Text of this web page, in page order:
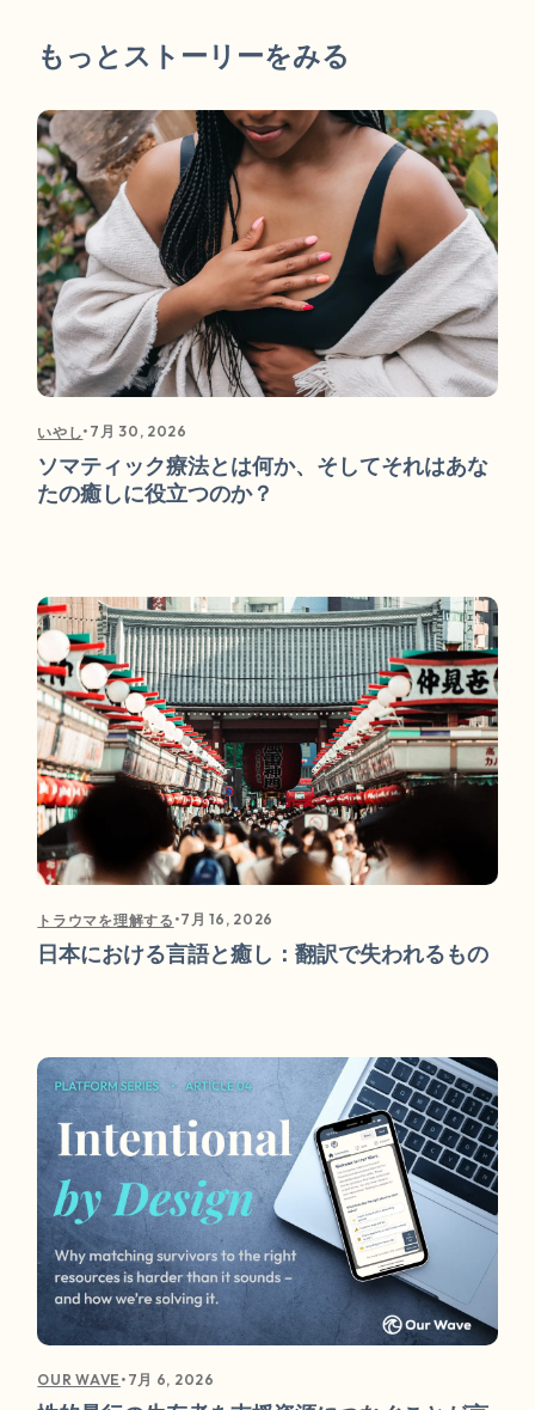
もっとストーリーをみる
いやし• 7月 30, 2026
ソマティック療法とは何か、そしてそれはあな
たの癒しに役立つのか？
トラウマを理解する •7月 16, 2026
日本における言語と癒し：翻訳で失われるもの
OUR WAVE • 7月 6, 2026